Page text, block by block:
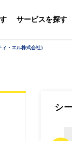
サービスを探す
・エル株式会社）
シ